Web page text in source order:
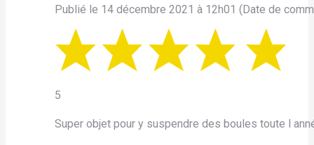
Publié le 14 décembre 2021 à 12h01 (Date de
5
Super objet pour y suspendre des boules toute l